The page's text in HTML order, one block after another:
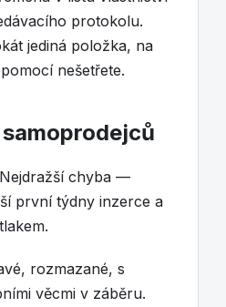
protokolu.
jediná položka, na
nešetřete.
Nejdražší chyba —
první týdny inzerce a
rozmazané, s
věcmi v záběru.